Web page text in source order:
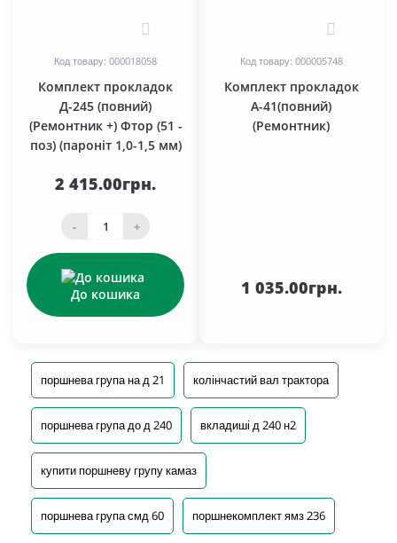
Код товару: 000018058
Комплект прокладок
Д-245 (повний)
(Ремонтник +) Фтор (51 -
поз) (пароніт 1,0-1,5 мм)
2 415.00грн.
- +
До кошика
Код товару: 000005748
Комплект прокладок
А-41(повний)
(Ремонтник)
1 035.00грн.
поршнева група на д 21 колінчастий вал трактора
поршнева група до д 240 вкладиші д 240 н2
купити поршневу групу камаз
поршнева група смд 60 поршнекомплект ямз 236